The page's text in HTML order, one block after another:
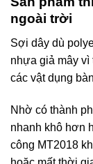
ngoài trời
Sợi dây dù
nhựa giả mây
các vật dụng
Nhờ có thành
nhanh khô hơn
công MT2018